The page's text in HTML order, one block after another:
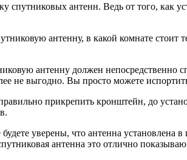
антенн. Ведь от того, как
антенну, в какой комнате стоит
антенну должен
не выгодно. Вы просто можете
прикрепить кронштейн, до
уверены, что антенна
антенна это отлично